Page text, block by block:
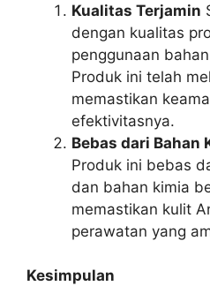
Kualitas Terjamin
dengan kualitas
penggunaan
Produk ini telah
memastikan
efektivitasnya.
Bebas dari Bahan
Produk ini bebas
dan bahan kimia
memastikan kulit
perawatan yang
Kesimpulan